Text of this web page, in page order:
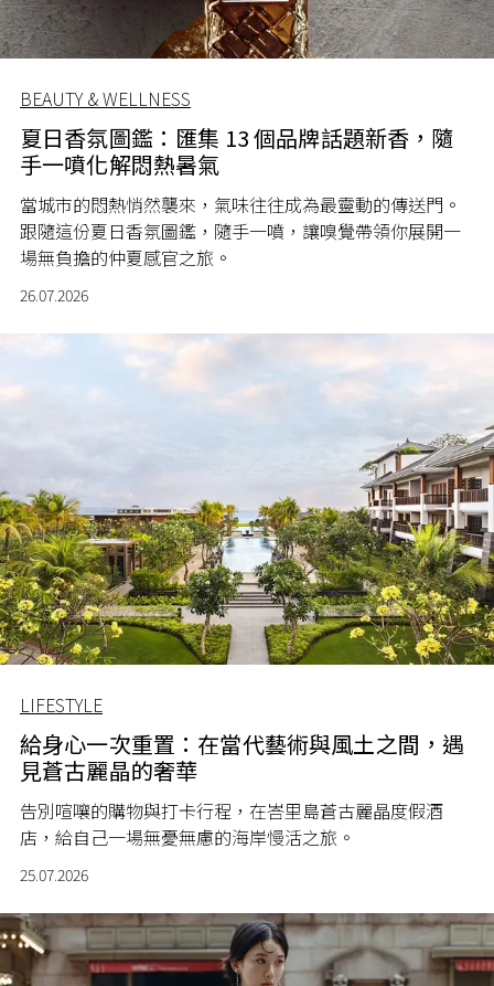
BEAUTY & WELLNESS
夏日香氛圖鑑：匯集 13 個品牌話題新香，隨
手一噴化解悶熱暑氣
當城市的悶熱悄然襲來，氣味往往成為最靈動的傳送門。
跟隨這份夏日香氛圖鑑，隨手一噴，讓嗅覺帶領你展開一
場無負擔的仲夏感官之旅。
26.07.2026
LIFESTYLE
給身心一次重置：在當代藝術與風土之間，遇
見蒼古麗晶的奢華
告別喧嚷的購物與打卡行程，在峇里島蒼古麗晶度假酒
店，給自己一場無憂無慮的海岸慢活之旅。
25.07.2026